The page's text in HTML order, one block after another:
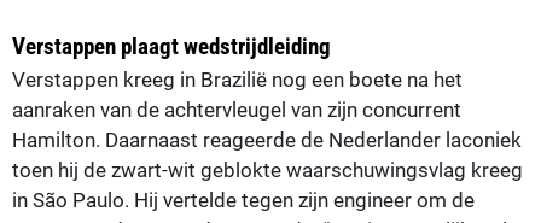
Verstappen plaagt wedstrijdleiding
Verstappen kreeg in Brazilië nog een boete na het
aanraken van de achtervleugel van zijn concurrent
Hamilton. Daarnaast reageerde de Nederlander laconiek
toen hij de zwart-wit geblokte waarschuwingsvlag kreeg
in São Paulo. Hij vertelde tegen zijn engineer om de